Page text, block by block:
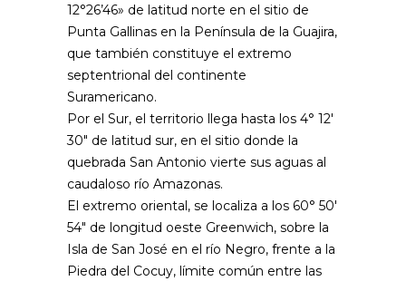
12°26’46» de latitud norte en el sitio de
Punta Gallinas en la Península de la Guajira,
que también constituye el extremo
septentrional del continente
Suramericano.
Por el Sur, el territorio llega hasta los 4° 12′
30″ de latitud sur, en el sitio donde la
quebrada San Antonio vierte sus aguas al
caudaloso río Amazonas.
El extremo oriental, se localiza a los 60° 50′
54″ de longitud oeste Greenwich, sobre la
Isla de San José en el río Negro, frente a la
Piedra del Cocuy, límite común entre las